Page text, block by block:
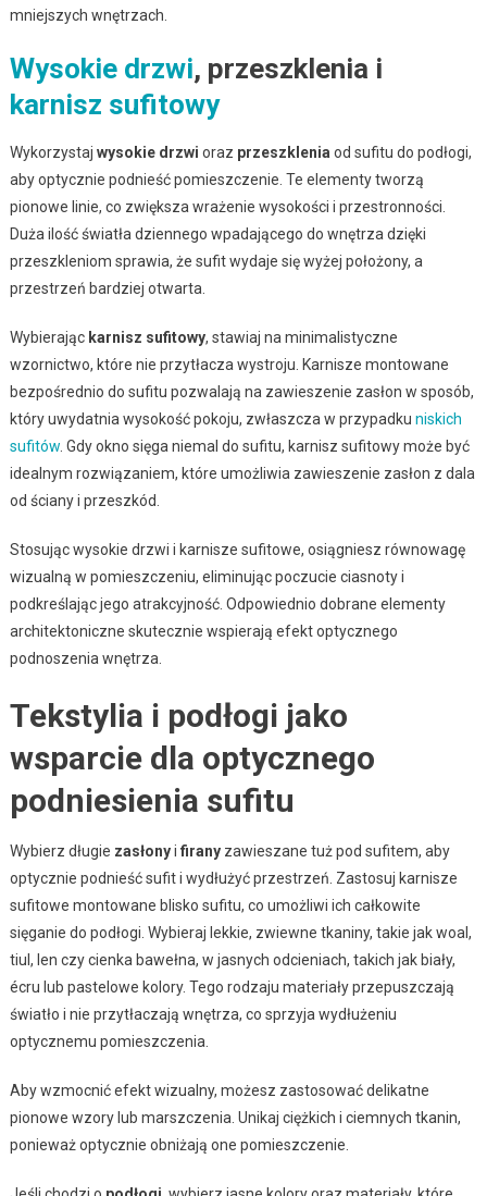
mniejszych wnętrzach.
Wysokie drzwi, przeszklenia i
karnisz sufitowy
Wykorzystaj wysokie drzwi oraz przeszklenia od sufitu do podłogi,
aby optycznie podnieść pomieszczenie. Te elementy tworzą
pionowe linie, co zwiększa wrażenie wysokości i przestronności.
Duża ilość światła dziennego wpadającego do wnętrza dzięki
przeszkleniom sprawia, że sufit wydaje się wyżej położony, a
przestrzeń bardziej otwarta.
Wybierając karnisz sufitowy, stawiaj na minimalistyczne
wzornictwo, które nie przytłacza wystroju. Karnisze montowane
bezpośrednio do sufitu pozwalają na zawieszenie zasłon w sposób,
który uwydatnia wysokość pokoju, zwłaszcza w przypadku niskich
sufitów. Gdy okno sięga niemal do sufitu, karnisz sufitowy może być
idealnym rozwiązaniem, które umożliwia zawieszenie zasłon z dala
od ściany i przeszkód.
Stosując wysokie drzwi i karnisze sufitowe, osiągniesz równowagę
wizualną w pomieszczeniu, eliminując poczucie ciasnoty i
podkreślając jego atrakcyjność. Odpowiednio dobrane elementy
architektoniczne skutecznie wspierają efekt optycznego
podnoszenia wnętrza.
Tekstylia i podłogi jako
wsparcie dla optycznego
podniesienia sufitu
Wybierz długie zasłonyi firanyzawieszane tuż pod sufitem, aby
optycznie podnieść sufit i wydłużyć przestrzeń. Zastosuj karnisze
sufitowe montowane blisko sufitu, co umożliwi ich całkowite
sięganie do podłogi. Wybieraj lekkie, zwiewne tkaniny, takie jak woal,
tiul, len czy cienka bawełna, w jasnych odcieniach, takich jak biały,
écru lub pastelowe kolory. Tego rodzaju materiały przepuszczają
światło i nie przytłaczają wnętrza, co sprzyja wydłużeniu
optycznemu pomieszczenia.
Aby wzmocnić efekt wizualny, możesz zastosować delikatne
pionowe wzory lub marszczenia. Unikaj ciężkich i ciemnych tkanin,
ponieważ optycznie obniżają one pomieszczenie.